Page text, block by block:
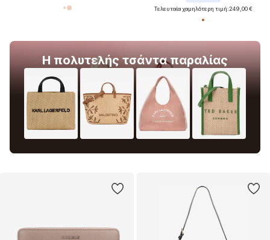
Η πολυτελής τσάντα παραλίας
Τελευταία χαμηλότερη τιμή:249,00 €